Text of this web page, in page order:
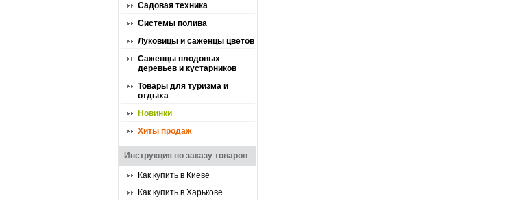
Садовая техника
Системы полива
Луковицы и саженцы цветов
Саженцы плодовых
деревьев и кустарников
Товары для туризма и
отдыха
Новинки
Хиты продаж
Инструкция по заказу товаров
Как купить в Киеве
Как купить в Харькове